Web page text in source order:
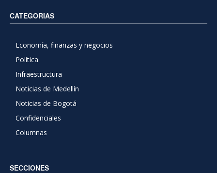
CATEGORIAS
Economía, finanzas y negocios
Política
Infraestructura
Noticias de Medellín
Noticias de Bogotá
Confidenciales
Columnas
SECCIONES